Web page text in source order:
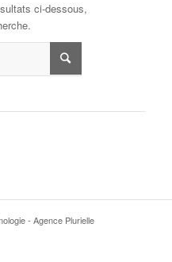
ci-dessous,
- Agence Plurielle